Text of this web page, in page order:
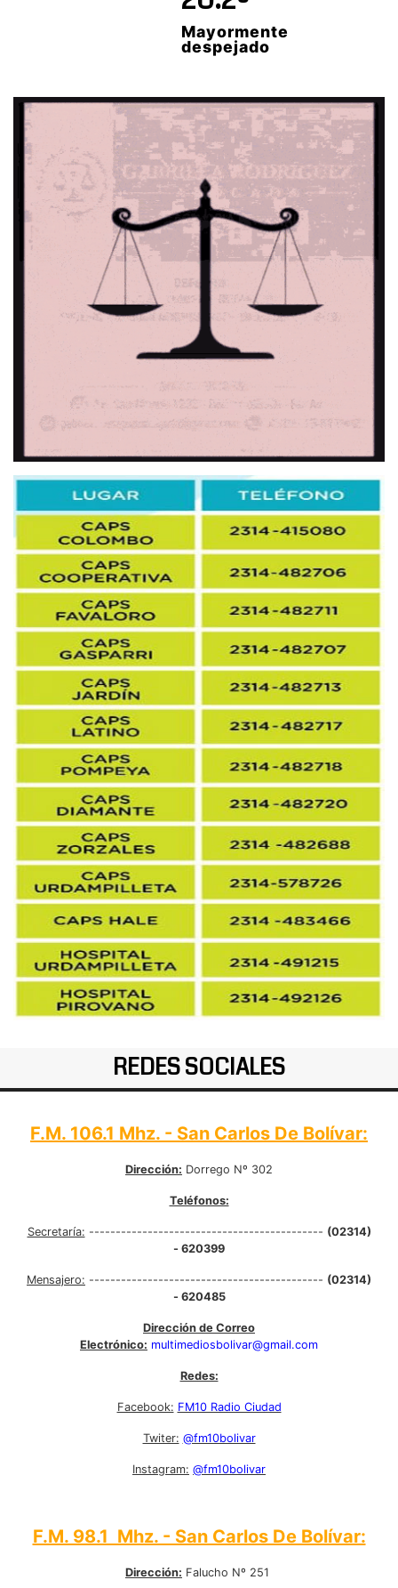
Mayormente
despejado
REDES SOCIALES
F.M. 106.1 Mhz. - San Carlos De Bolívar:
Dirección: Dorrego Nº 302
Teléfonos:
Secretaría: -------------------------------------------- (02314)
- 620399
Mensajero: -------------------------------------------- (02314)
- 620485
Dirección de Correo
Electrónico: multimediosbolivar@gmail.com
Redes:
Facebook: FM10 Radio Ciudad
Twiter: @fm10bolivar
Instagram: @fm10bolivar
F.M. 98.1 Mhz. - San Carlos De Bolívar:
Dirección: Falucho Nº 251